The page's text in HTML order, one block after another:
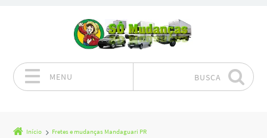
MENU BUSCA
Início Fretes e mudanças Mandaguari PR